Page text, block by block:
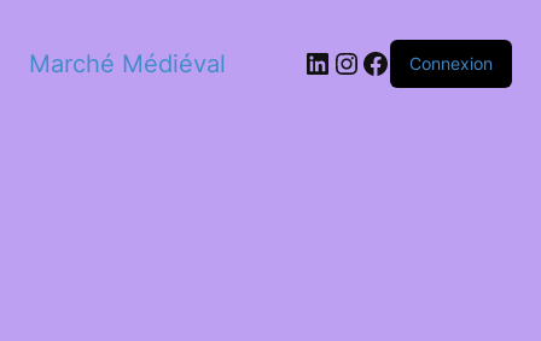
Marché Médiéval LinkedIn
Instagram
Facebook
Connexion